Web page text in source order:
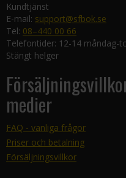
Kundtjänst
E-mail: support@sfbok.se
Tel: 08–440 00 66
Telefontider: 12-14 måndag-
Stängt helger
medier
FAQ - vanliga frågor
Priser och betalning
Försäljningsvillkor